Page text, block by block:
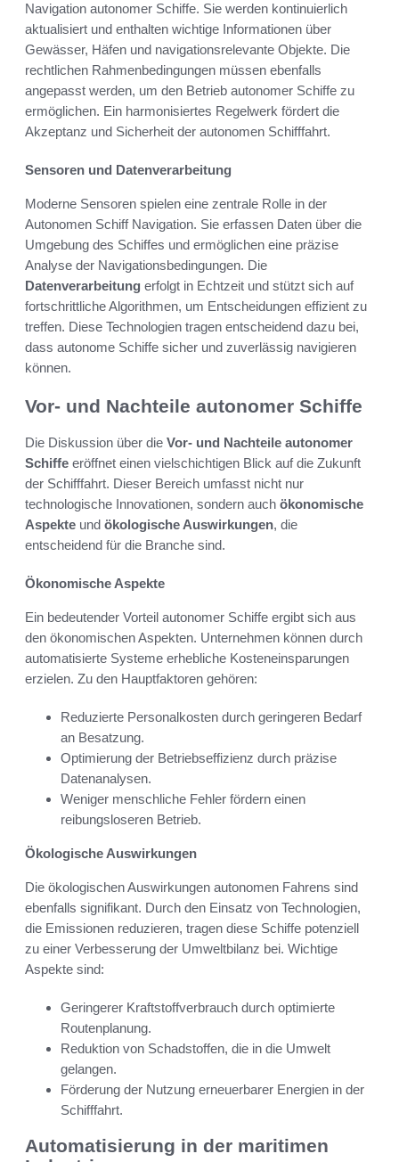
Navigation autonomer Schiffe. Sie werden kontinuierlich
aktualisiert und enthalten wichtige Informationen über
Gewässer, Häfen und navigationsrelevante Objekte. Die
rechtlichen Rahmenbedingungen müssen ebenfalls
angepasst werden, um den Betrieb autonomer Schiffe zu
ermöglichen. Ein harmonisiertes Regelwerk fördert die
Akzeptanz und Sicherheit der autonomen Schifffahrt.
Sensoren und Datenverarbeitung
Moderne Sensoren spielen eine zentrale Rolle in der
Autonomen Schiff Navigation. Sie erfassen Daten über die
Umgebung des Schiffes und ermöglichen eine präzise
Analyse der Navigationsbedingungen. Die
Datenverarbeitung erfolgt in Echtzeit und stützt sich auf
fortschrittliche Algorithmen, um Entscheidungen effizient zu
treffen. Diese Technologien tragen entscheidend dazu bei,
dass autonome Schiffe sicher und zuverlässig navigieren
können.
Vor- und Nachteile autonomer Schiffe
Die Diskussion über die Vor- und Nachteile autonomer
Schiffe eröffnet einen vielschichtigen Blick auf die Zukunft
der Schifffahrt. Dieser Bereich umfasst nicht nur
technologische Innovationen, sondern auch ökonomische
Aspekte und ökologische Auswirkungen, die
entscheidend für die Branche sind.
Ökonomische Aspekte
Ein bedeutender Vorteil autonomer Schiffe ergibt sich aus
den ökonomischen Aspekten. Unternehmen können durch
automatisierte Systeme erhebliche Kosteneinsparungen
erzielen. Zu den Hauptfaktoren gehören:
Reduzierte Personalkosten durch geringeren Bedarf
an Besatzung.
Optimierung der Betriebseffizienz durch präzise
Datenanalysen.
Weniger menschliche Fehler fördern einen
reibungsloseren Betrieb.
Ökologische Auswirkungen
Die ökologischen Auswirkungen autonomen Fahrens sind
ebenfalls signifikant. Durch den Einsatz von Technologien,
die Emissionen reduzieren, tragen diese Schiffe potenziell
zu einer Verbesserung der Umweltbilanz bei. Wichtige
Aspekte sind:
Geringerer Kraftstoffverbrauch durch optimierte
Routenplanung.
Reduktion von Schadstoffen, die in die Umwelt
gelangen.
Förderung der Nutzung erneuerbarer Energien in der
Schifffahrt.
Automatisierung in der maritimen